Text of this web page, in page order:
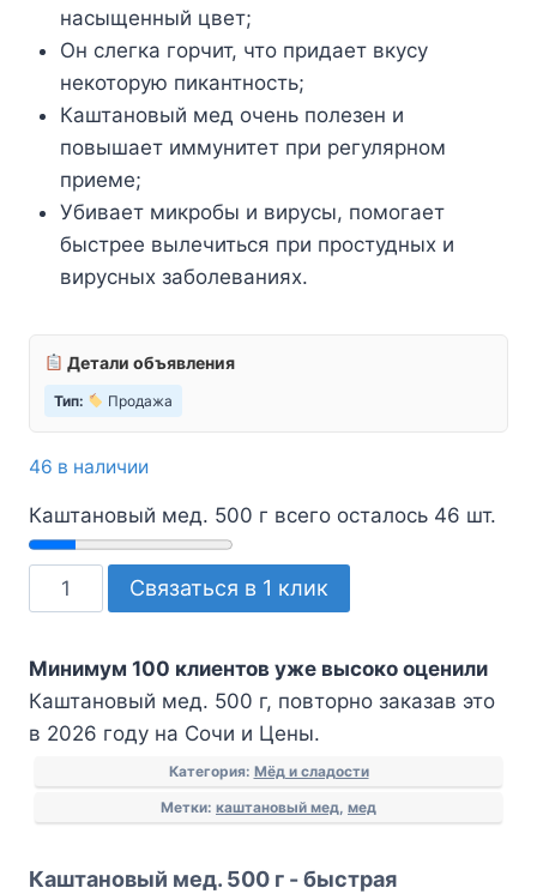
насыщенный цвет;
Он слегка горчит, что придает вкусу
некоторую пикантность;
Каштановый мед очень полезен и
повышает иммунитет при регулярном
приеме;
Убивает микробы и вирусы, помогает
быстрее вылечиться при простудных и
вирусных заболеваниях.
Детали объявления
Тип: Продажа
46 в наличии
Каштановый мед. 500 г всего осталось 46 шт.
Количество
товара
мед.
500
г
Связаться в 1 клик
Минимум 100 клиентов уже высоко оценили
Каштановый мед. 500 г, повторно заказав это
в 2026 году на Сочи и Цены.
Категория: Мёд и сладости
Метки: каштановый мед, мед
Каштановый мед. 500 г - быстрая